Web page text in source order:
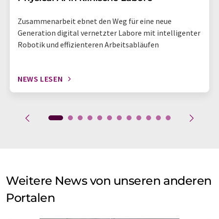
Zusammenarbeit ebnet den Weg für eine neue
Generation digital vernetzter Labore mit intelligenter
Robotik und effizienteren Arbeitsabläufen
NEWS LESEN
Weitere News von unseren anderen
Portalen